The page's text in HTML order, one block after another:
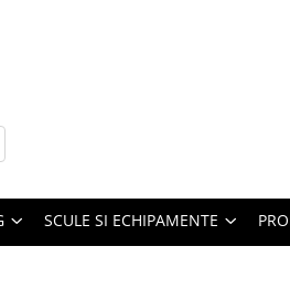
SCULE SI ECHIPAMENTE